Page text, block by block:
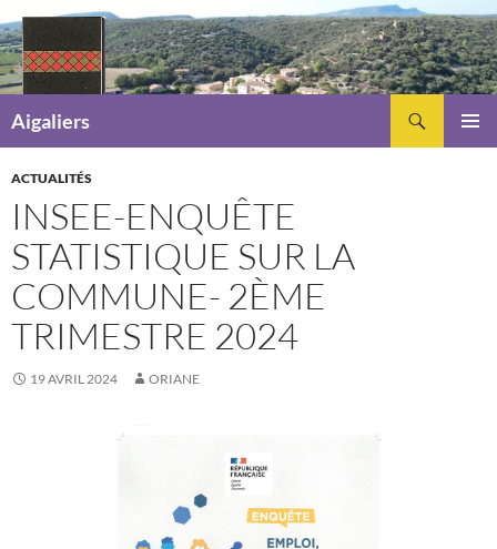
Aigaliers
CONTENU
ACTUALITÉS
INSEE-ENQUÊTE
STATISTIQUE SUR LA
COMMUNE- 2ÈME
TRIMESTRE 2024
19 AVRIL 2024 ORIANE